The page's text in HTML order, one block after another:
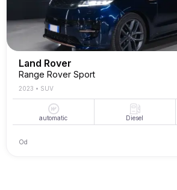
Land Rover
Range Rover Sport
2023 • SUV
automatic Diesel
Od